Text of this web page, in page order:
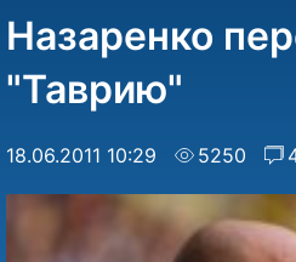
Назаренко
"Таврию"
18.06.2011 10:29 5250